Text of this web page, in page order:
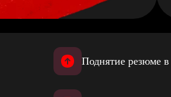
Поднятие резюме